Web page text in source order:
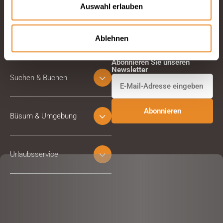
Auswahl erlauben
Ablehnen
Suchen & Buchen
Büsum & Umgebung
Urlaubsservice
Abonnieren Sie unseren
Newsletter